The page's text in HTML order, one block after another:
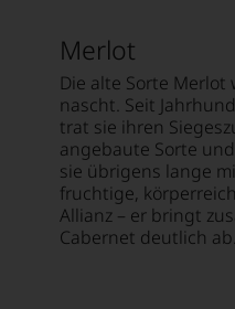
Merlot
Die alte Sorte
nascht. Seit
trat sie ihren
angebaute Sorte
sie übrigens lange
fruchtige,
Allianz – er bringt
Cabernet deutlich ab.